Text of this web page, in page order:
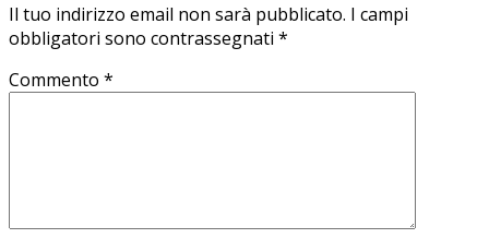
Il tuo indirizzo email non sarà pubblicato. I campi
obbligatori sono contrassegnati *
Commento *